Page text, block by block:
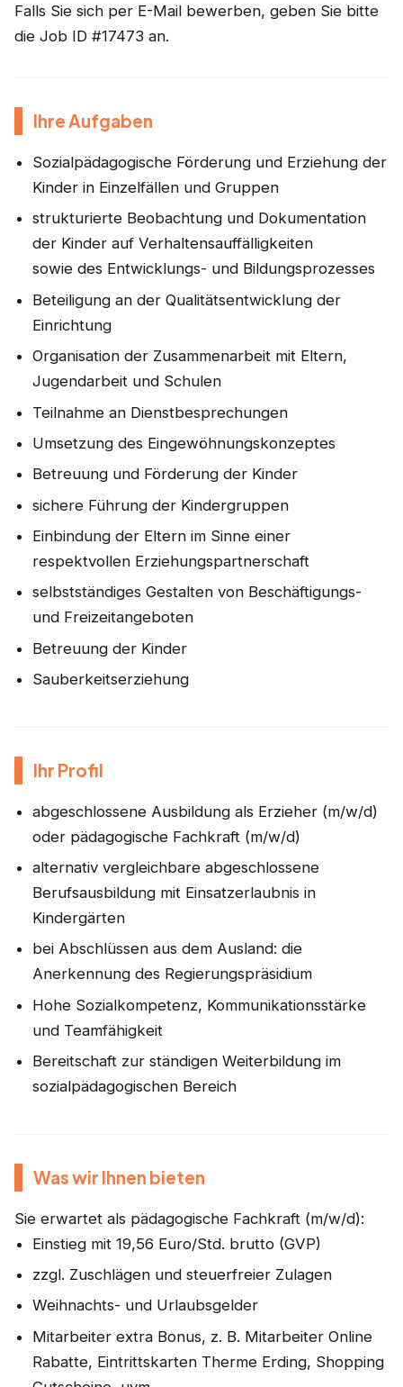
Falls Sie sich per E-Mail bewerben, geben Sie bitte
die Job ID #17473 an.
Ihre Aufgaben
Sozialpädagogische Förderung und Erziehung der
Kinder in Einzelfällen und Gruppen
strukturierte Beobachtung und Dokumentation
der Kinder auf Verhaltensauffälligkeiten
sowie des Entwicklungs- und Bildungsprozesses
Beteiligung an der Qualitätsentwicklung der
Einrichtung
Organisation der Zusammenarbeit mit Eltern,
Jugendarbeit und Schulen
Teilnahme an Dienstbesprechungen
Umsetzung des Eingewöhnungskonzeptes
Betreuung und Förderung der Kinder
sichere Führung der Kindergruppen
Einbindung der Eltern im Sinne einer
respektvollen Erziehungspartnerschaft
selbstständiges Gestalten von Beschäftigungs-
und Freizeitangeboten
Betreuung der Kinder
Sauberkeitserziehung
Ihr Profil
abgeschlossene Ausbildung als Erzieher (m/w/d)
oder pädagogische Fachkraft (m/w/d)
alternativ vergleichbare abgeschlossene
Berufsausbildung mit Einsatzerlaubnis in
Kindergärten
bei Abschlüssen aus dem Ausland: die
Anerkennung des Regierungspräsidium
Hohe Sozialkompetenz, Kommunikationsstärke
und Teamfähigkeit
Bereitschaft zur ständigen Weiterbildung im
sozialpädagogischen Bereich
Was wir Ihnen bieten
Sie erwartet als pädagogische Fachkraft (m/w/d):
Einstieg mit 19,56 Euro/Std. brutto (GVP)
zzgl. Zuschlägen und steuerfreier Zulagen
Weihnachts- und Urlaubsgelder
Mitarbeiter extra Bonus, z. B. Mitarbeiter Online
Rabatte, Eintrittskarten Therme Erding, Shopping